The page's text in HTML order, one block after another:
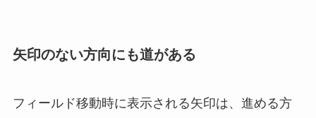
矢印のない方向にも道がある
フィールド移動時に表示される矢印は、進める方